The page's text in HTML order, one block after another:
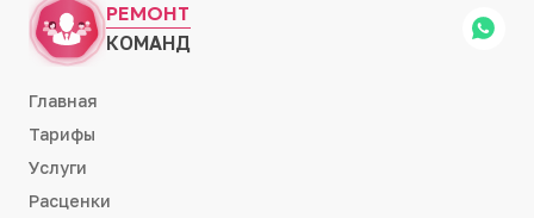
РЕМОНТ
КОМАНД
Главная
Тарифы
Услуги
Расценки